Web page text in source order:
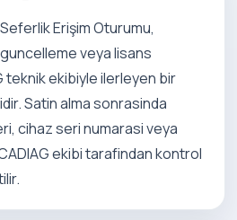
Erişim Oturumu,
veya lisans
teknik ekibiyle ilerleyen bir
Satin alma sonrasinda
cihaz seri numarasi veya
ekibi tarafindan kontrol